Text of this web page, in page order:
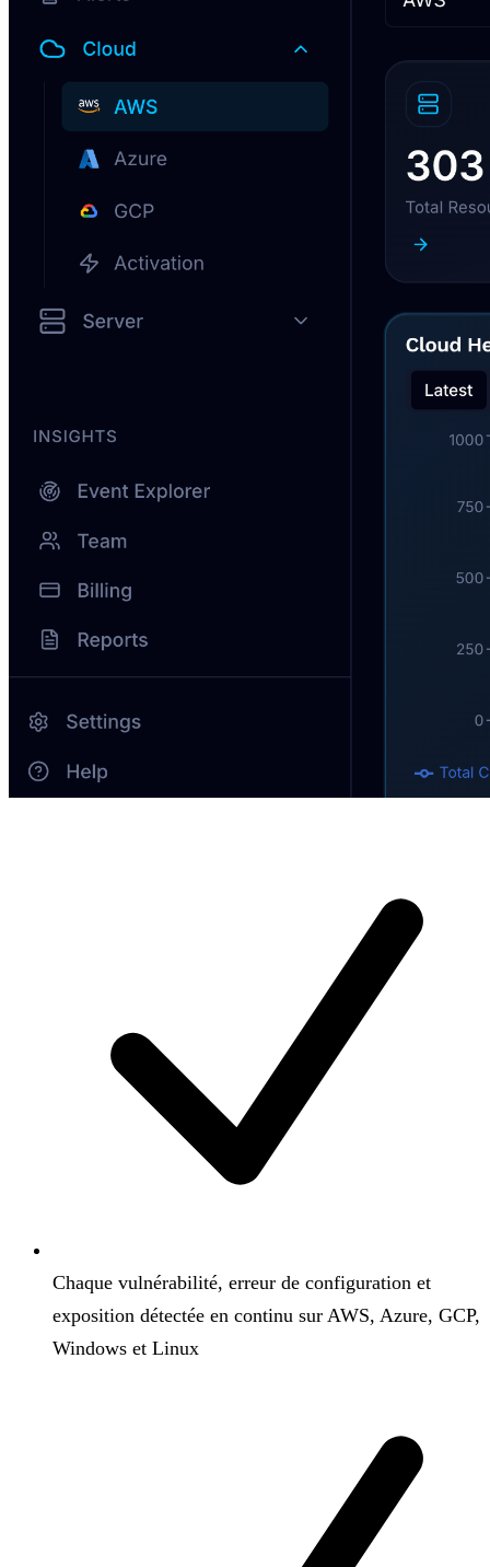
Chaque vulnérabilité, erreur de configuration et
exposition détectée en continu sur AWS, Azure, GCP,
Windows et Linux